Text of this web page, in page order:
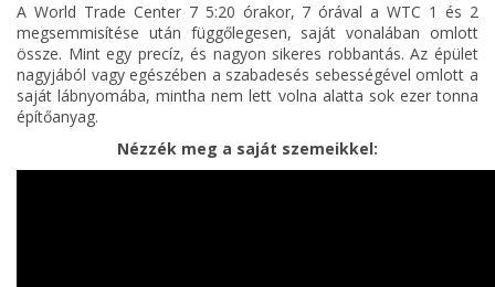
A World Trade Center 7 5:20 órakor, 7 órával a WTC 1 és 2
megsemmisítése után függőlegesen, saját vonalában omlott
össze. Mint egy precíz, és nagyon sikeres robbantás. Az épület
nagyjából vagy egészében a szabadesés sebességével omlott a
saját lábnyomába, mintha nem lett volna alatta sok ezer tonna
építőanyag.
Nézzék meg a saját szemeikkel: